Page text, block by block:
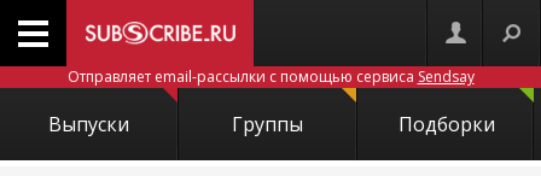
Отправляет email-рассылки с помощью сервиса Sendsay
Выпуски Группы Подборки